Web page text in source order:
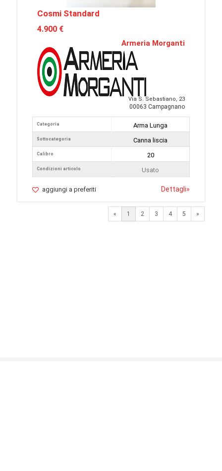
Cosmi Standard
4.900 €
Armeria Morganti
Via S. Sebastiano, 23
00063 Campagnano
Categoria
Sottocategoria
Calibro
Condizioni articolo
Arma Lunga
Canna liscia
20
Usato
aggiungi a preferiti Dettagli»
« 1 2 3 4 5 »